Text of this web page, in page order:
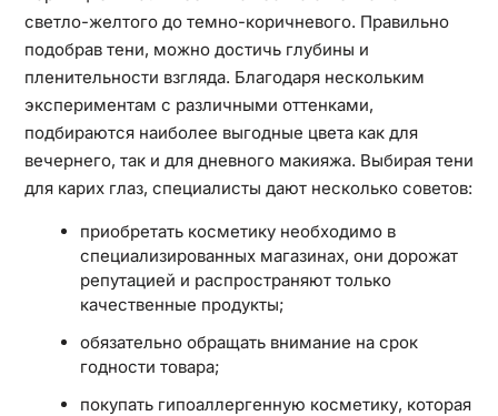
светло-желтого до темно-коричневого. Правильно
подобрав тени, можно достичь глубины и
пленительности взгляда. Благодаря нескольким
экспериментам с различными оттенками,
подбираются наиболее выгодные цвета как для
вечернего, так и для дневного макияжа. Выбирая тени
для карих глаз, специалисты дают несколько советов:
приобретать косметику необходимо в
специализированных магазинах, они дорожат
репутацией и распространяют только
качественные продукты;
обязательно обращать внимание на срок
годности товара;
покупать гипоаллергенную косметику, которая